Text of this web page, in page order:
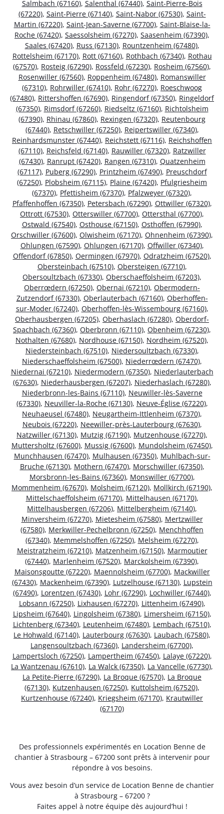
Salmbach (67160), Salenthal (67440), Saint-Pierre-Bois
(67220), Saint-Pierre (67140), Saint-Nabor (67530), Saint-
Martin (67220), Saint-Jean-Saverne (67700), Saint-Blaise-la-
Roche (67420), Saessolsheim (67270), Saasenheim (67390),
Saales (67420), Russ (67130), Rountzenheim (67480),
Rottelsheim (67170), Rott (67160), Rothbach (67340), Rothau
(67570), Rosteig (67290), Rossfeld (67230), Rosheim (67560),
Rosenwiller (67560), Roppenheim (67480), Romanswiller
(67310), Rohrwiller (67410), Rohr (67270), Roeschwoog
(67480), Rittershoffen (67690), Ringendorf (67350), Ringeldorf
(67350), Rimsdorf (67260), Riedseltz (67160), Richtolsheim
(67390), Rhinau (67860), Rexingen (67320), Reutenbourg
(67440), Retschwiller (67250), Reipertswiller (67340),
Reinhardsmunster (67440), Reichstett (67116), Reichshoffen
(67110), Reichsfeld (67140), Rauwiller (67320), Ratzwiller
(67430), Ranrupt (67420), Rangen (67310), Quatzenheim
(67117), Puberg (67290), Printzheim (67490), Preuschdorf
(67250), Plobsheim (67115), Plaine (67420), Pfulgriesheim
(67370), Pfettisheim (67370), Pfalzweyer (67320),
Pfaffenhoffen (67350), Petersbach (67290), Ottwiller (67320),
Ottrott (67530), Otterswiller (67700), Ottersthal (67700),
Ostwald (67540), Osthouse (67150), Osthoffen (67990),
Orschwiller (67600), Olwisheim (67170), Ohnenheim (67390),
Ohlungen (67590), Ohlungen (67170), Offwiller (67340),
Offendorf (67850), Oermingen (67970), Odratzheim (67520),
Obersteinbach (67510), Obersteigen (67710),
Obersoultzbach (67330), Oberschaeffolsheim (67203),
Oberrœdern (67250), Obernai (67210), Obermodern-
Zutzendorf (67330), Oberlauterbach (67160), Oberhoffen-
sur-Moder (67240), Oberhoffen-lès-Wissembourg (67160),
Oberhausbergen (67205), Oberhaslach (67280), Oberdorf-
Spachbach (67360), Oberbronn (67110), Obenheim (67230),
Nothalten (67680), Nordhouse (67150), Nordheim (67520),
Niedersteinbach (67510), Niedersoultzbach (67330),
Niederschaeffolsheim (67500), Niederrœdern (67470),
Niedernai (67210), Niedermodern (67350), Niederlauterbach
(67630), Niederhausbergen (67207), Niederhaslach (67280),
Niederbronn-les-Bains (67110), Neuwiller-lès-Saverne
(67330), Neuviller-la-Roche (67130), Neuve-Église (67220),
Neuhaeusel (67480), Neugartheim-Ittlenheim (67370),
Neubois (67220), Neewiller-près-Lauterbourg (67630),
Natzwiller (67130), Mutzig (67190), Mutzenhouse (67270),
Muttersholtz (67600), Mussig (67600), Mundolsheim (67450),
Munchhausen (67470), Mulhausen (67350), Muhlbach-sur-
Bruche (67130), Mothern (67470), Morschwiller (67350),
Morsbronn-les-Bains (67360), Monswiller (67700),
Mommenheim (67670), Molsheim (67120), Mollkirch (67190),
Mittelschaeffolsheim (67170), Mittelhausen (67170),
Mittelhausbergen (67206), Mittelbergheim (67140),
Minversheim (67270), Mietesheim (67580), Mertzwiller
(67580), Merkwiller-Pechelbronn (67250), Menchhoffen
(67340), Memmelshoffen (67250), Melsheim (67270),
Meistratzheim (67210), Matzenheim (67150), Marmoutier
(67440), Marlenheim (67520), Marckolsheim (67390),
Maisonsgoutte (67220), Maennolsheim (67700), Mackwiller
(67430), Mackenheim (67390), Lutzelhouse (67130), Lupstein
(67490), Lorentzen (67430), Lohr (67290), Lochwiller (67440),
Lobsann (67250), Lixhausen (67270), Littenheim (67490),
Lipsheim (67640), Lingolsheim (67380), Limersheim (67150),
Lichtenberg (67340), Leutenheim (67480), Lembach (67510),
Le Hohwald (67140), Lauterbourg (67630), Laubach (67580),
Langensoultzbach (67360), Landersheim (67700),
Lampertsloch (67250), Lampertheim (67450), Lalaye (67220),
La Wantzenau (67610), La Walck (67350), La Vancelle (67730),
La Petite-Pierre (67290), La Broque (67570), La Broque
(67130), Kutzenhausen (67250), Kuttolsheim (67520),
Kurtzenhouse (67240), Kriegsheim (67170), Krautwiller
(67170)
Des professionnels expérimentés en Location Benne de
chantier à Strasbourg – 67200 sont prêts à intervenir pour
répondre à vos besoins.
Vous avez besoin d’un service de Location Benne de chantier
à Strasbourg – 67200 ?
Faites appel à notre équipe dès aujourd’hui !